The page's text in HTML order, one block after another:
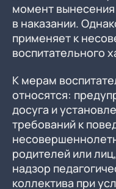
момент
в наказании.
применяет к
воспитательного
К мерам
относятся:
досуга и
требований к
родителей или
надзор
коллектива при